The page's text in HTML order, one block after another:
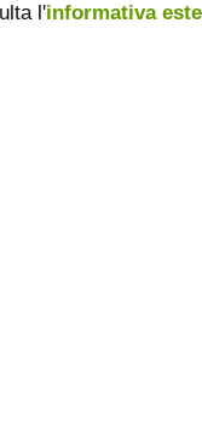
l'informativa